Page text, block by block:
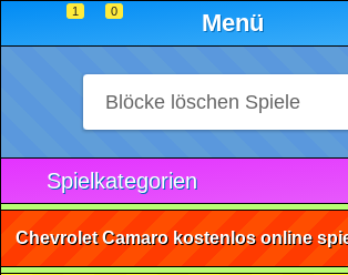
1 0 Menü
Spielkategorien